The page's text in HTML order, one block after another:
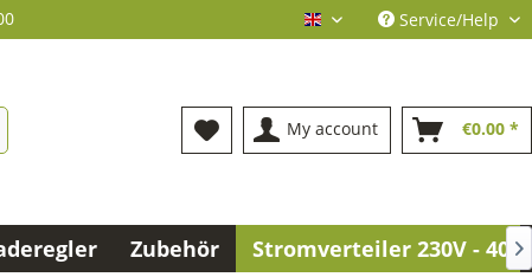
englisch Service/Help
My account €0.00 *
Zubehör Stromverteiler 230V - 